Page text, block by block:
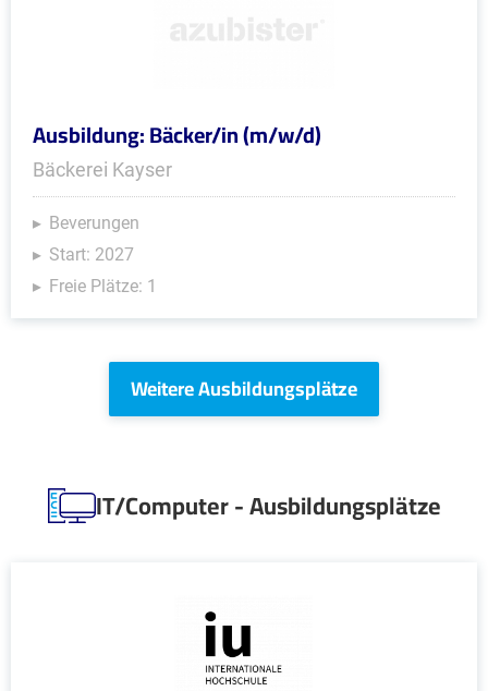
Ausbildung: Bäcker/in (m/w/d)
Bäckerei Kayser
Beverungen
Start: 2027
Freie Plätze: 1
Weitere Ausbildungsplätze
IT/Computer - Ausbildungsplätze